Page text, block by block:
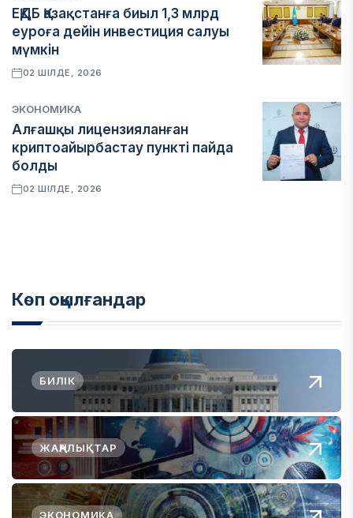
ЕҚДБ Қазақстанға биыл 1,3 млрд
еуроға дейін инвестиция салуы
мүмкін
02 ШІЛДЕ, 2026
ЭКОНОМИКА
Алғашқы лицензияланған
криптоайырбастау пункті пайда
болды
02 ШІЛДЕ, 2026
Көп оқылғандар
БИЛІК
ЖАҢАЛЫҚТАР
ЭКОНОМИКА